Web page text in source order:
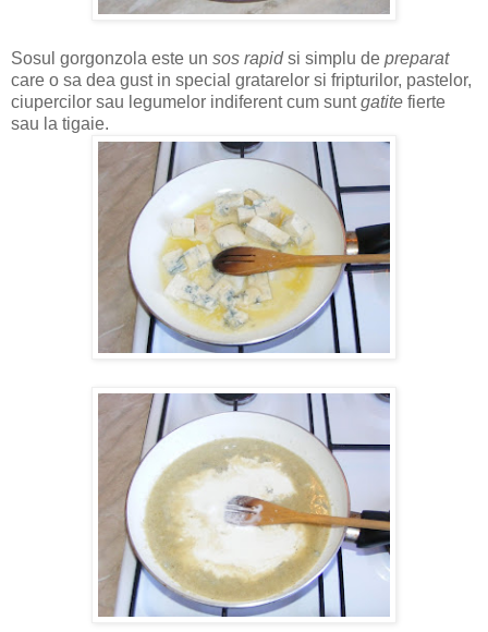
Sosul gorgonzola este un sos rapidsi simplu de preparat
care o sa dea gust in special gratarelor si fripturilor, pastelor,
ciupercilor sau legumelor indiferent cum suntgatite fierte
sau la tigaie.